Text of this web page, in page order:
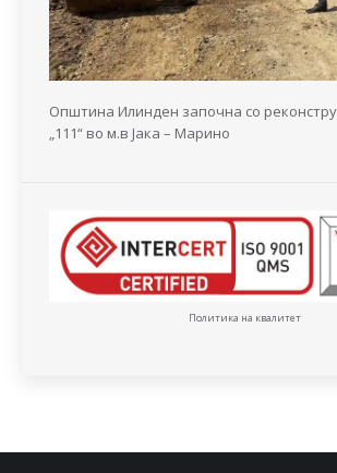
Општина Илинден започна со
„111“ во м.в Јака – Марино
Политика на квалитет